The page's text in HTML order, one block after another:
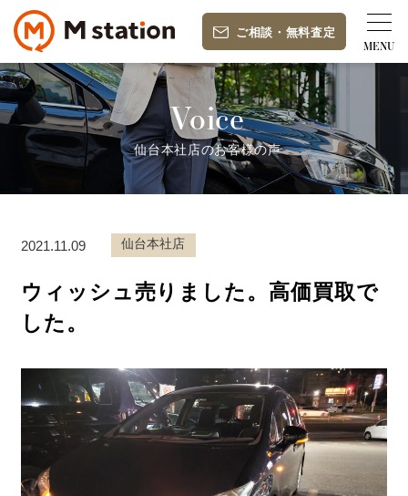
ご相談 ・ 無料査定
Voice
仙台本社店のお客様の声
2021.11.09 仙台本社店
ウィッシュ売りました。高価買取で
した。